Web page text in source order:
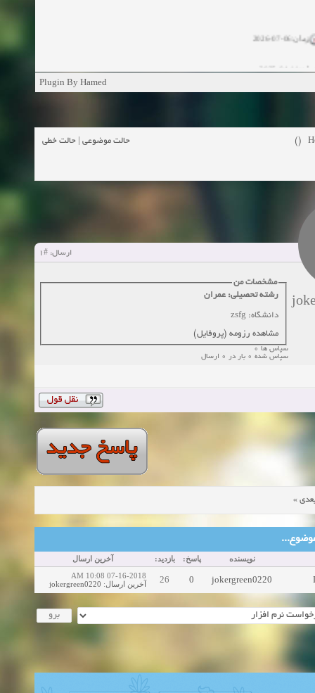
زمان:10-13-2024
زمان:10-11-2024
Plugin By Hamed
حالت موضوعی حالت خطی
ارسال: #1
مشخصات من
رشته تحصیلی: عمران
دانشگاه: zsfg
مشاهده رزومه (پروفایل)
سپاس ها 0
سپاس شده 0 بار در 0 ارسال
»
نویسنده پاسخ: بازدید: آخرین ارسال
jokergreen0220
0
26
07-16-2018 10:08 AM
آخرین ارسال:
jokergreen0220